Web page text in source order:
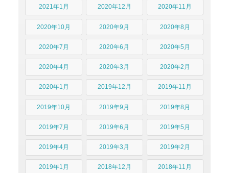
2021年1月 2020年12月 2020年11月
2020年10月 2020年9月 2020年8月
2020年7月 2020年6月 2020年5月
2020年4月 2020年3月 2020年2月
2020年1月 2019年12月 2019年11月
2019年10月 2019年9月 2019年8月
2019年7月 2019年6月 2019年5月
2019年4月 2019年3月 2019年2月
2019年1月 2018年12月 2018年11月